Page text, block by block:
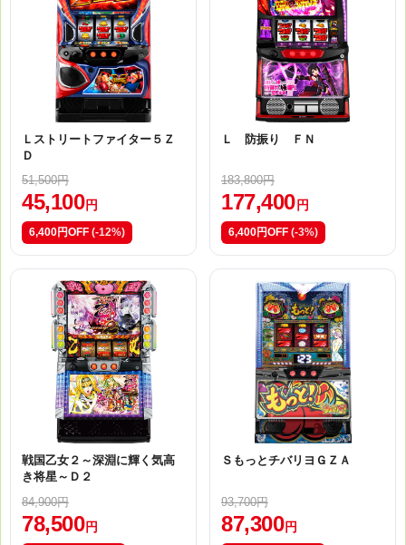
Ｌストリートファイター５Ｚ
Ｄ
51,500円
45,100 円
6,400円OFF (-12%)
Ｌ 防振り ＦＮ
183,800円
177,400 円
6,400円OFF (-3%)
戦国乙女２～深淵に輝く気高
き将星～Ｄ２
84,900円
78,500 円
ＳもっとチバリヨＧＺＡ
93,700円
87,300 円